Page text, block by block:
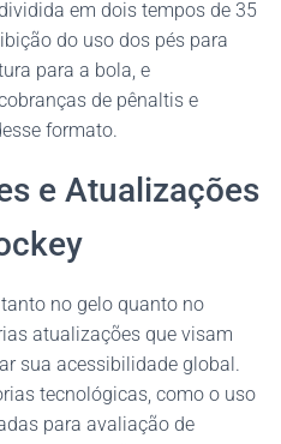
em dois tempos de 35
do uso dos pés para
para a bola, e
de pênaltis e
formato.
e Atualizações
no gelo quanto no
atualizações que visam
sua acessibilidade global.
tecnológicas, como o uso
para avaliação de